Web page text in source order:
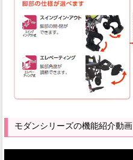
モダンシリーズの機能紹介動画